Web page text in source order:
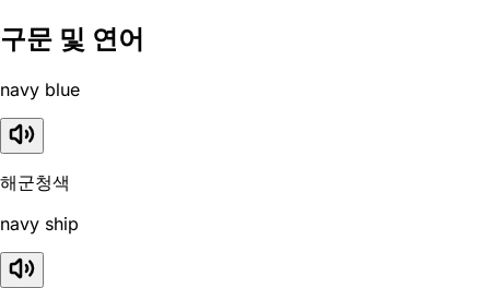
구문 및 연어
navy blue
해군청색
navy ship